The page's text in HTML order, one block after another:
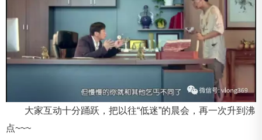
大家互动十分踊跃，把以往“低迷”的晨会，再一次升到沸
点~~~